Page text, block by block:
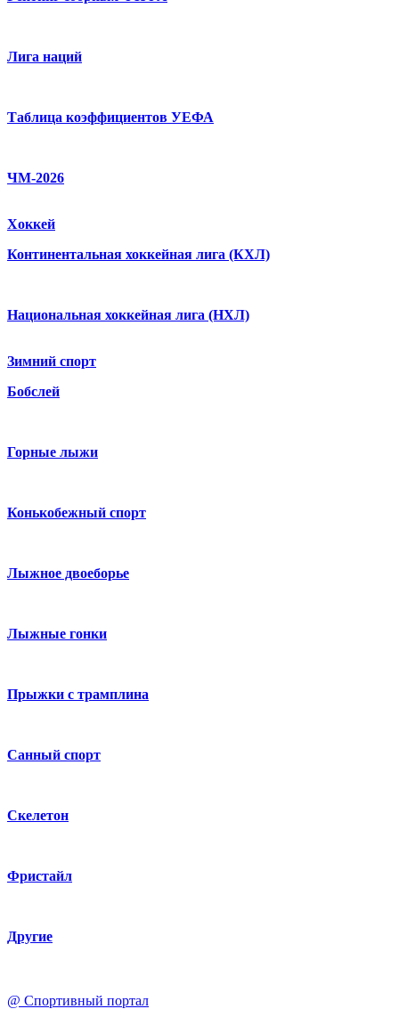
Лига наций
Таблица коэффициентов УЕФА
ЧМ-2026
Хоккей
Континентальная хоккейная лига (КХЛ)
Национальная хоккейная лига (НХЛ)
Зимний спорт
Бобслей
Горные лыжи
Конькобежный спорт
Лыжное двоеборье
Лыжные гонки
Прыжки с трамплина
Санный спорт
Скелетон
Фристайл
Другие
@ Спортивный портал